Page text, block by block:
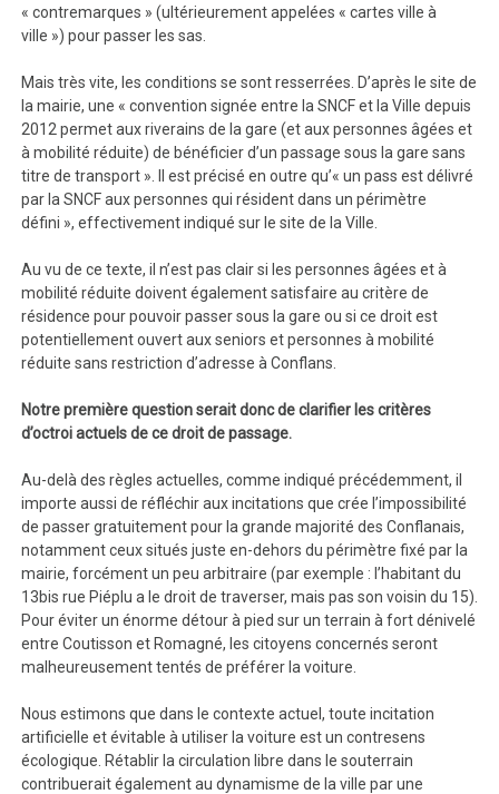
« contremarques » (ultérieurement appelées « cartes ville à
ville ») pour passer les sas.
Mais très vite, les conditions se sont resserrées. D’après le site de
la mairie, une « convention signée entre la SNCF et la Ville depuis
2012 permet aux riverains de la gare (et aux personnes âgées et
à mobilité réduite) de bénéficier d’un passage sous la gare sans
titre de transport ». Il est précisé en outre qu’« un pass est délivré
par la SNCF aux personnes qui résident dans un périmètre
défini », effectivement indiqué sur le site de la Ville.
Au vu de ce texte, il n’est pas clair si les personnes âgées et à
mobilité réduite doivent également satisfaire au critère de
résidence pour pouvoir passer sous la gare ou si ce droit est
potentiellement ouvert aux seniors et personnes à mobilité
réduite sans restriction d’adresse à Conflans.
Notre première question serait donc de clarifier les critères
d’octroi actuels de ce droit de passage.
Au-delà des règles actuelles, comme indiqué précédemment, il
importe aussi de réfléchir aux incitations que crée l’impossibilité
de passer gratuitement pour la grande majorité des Conflanais,
notamment ceux situés juste en-dehors du périmètre fixé par la
mairie, forcément un peu arbitraire (par exemple : l’habitant du
13bis rue Piéplu a le droit de traverser, mais pas son voisin du 15).
Pour éviter un énorme détour à pied sur un terrain à fort dénivelé
entre Coutisson et Romagné, les citoyens concernés seront
malheureusement tentés de préférer la voiture.
Nous estimons que dans le contexte actuel, toute incitation
artificielle et évitable à utiliser la voiture est un contresens
écologique. Rétablir la circulation libre dans le souterrain
contribuerait également au dynamisme de la ville par une